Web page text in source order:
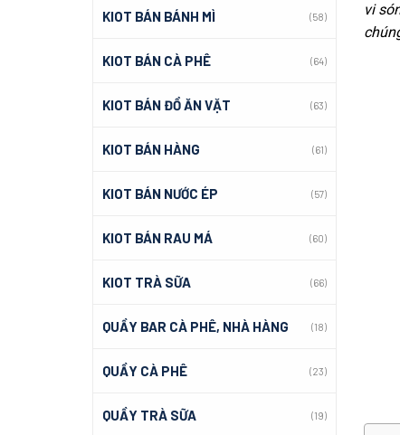
KIOT BÁN BÁNH MÌ (58)
KIOT BÁN CÀ PHÊ (64)
KIOT BÁN ĐỒ ĂN VẶT (63)
KIOT BÁN HÀNG (61)
KIOT BÁN NƯỚC ÉP (57)
KIOT BÁN RAU MÁ (60)
KIOT TRÀ SỮA (66)
QUẦY BAR CÀ PHÊ, NHÀ HÀNG (18)
QUẦY CÀ PHÊ (23)
QUẦY TRÀ SỮA (19)
vi